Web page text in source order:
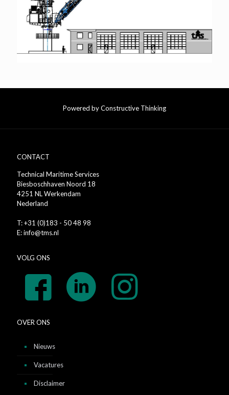
Powered by Constructive Thinking
CONTACT
Technical Maritime Services
Biesboschhaven Noord 18
4251 NL Werkendam
Nederland
T: +31 (0)183 - 50 48 98
E: info@tms.nl
VOLG ONS
OVER ONS
Nieuws
Vacatures
Disclaimer